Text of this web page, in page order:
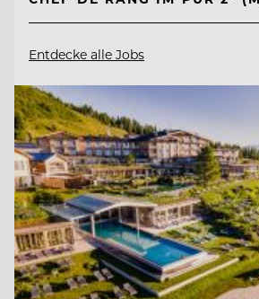
Entdecke alle Jobs